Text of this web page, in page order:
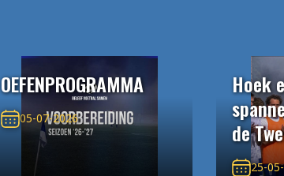
OEFENPROGRAMMA
05-07-2026
Hoek
de
25-